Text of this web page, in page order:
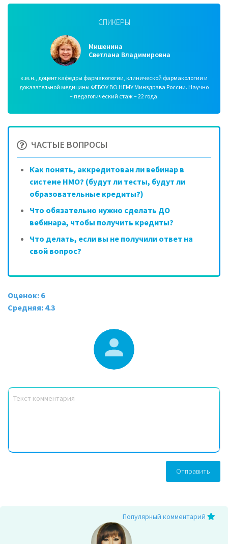
СПИКЕРЫ
Мишенина
Светлана Владимировна
к.м.н., доцент кафедры фармакологии, клинической фармакологии и
доказательной медицины ФГБОУ ВО НГМУ Минздрава России. Научно
– педагогический стаж – 22 года.
ЧАСТЫЕ ВОПРОСЫ
Как понять, аккредитован ли вебинар в
системе НМО? (будут ли тесты, будут ли
образовательные кредиты?)
Что обязательно нужно сделать ДО
вебинара, чтобы получить кредиты?
Что делать, если вы не получили ответ на
свой вопрос?
Оценок: 6
Средняя: 4.3
Отправить
Популярный комментарий